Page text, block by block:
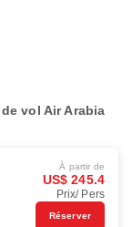
vol Air Arabia
À partir de
US$ 245.4
Prix/ Pers
Réserver